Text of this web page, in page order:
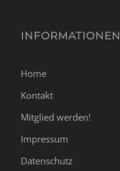
INFORMATIONEN
Home
Kontakt
Mitglied werden!
Impressum
Datenschutz